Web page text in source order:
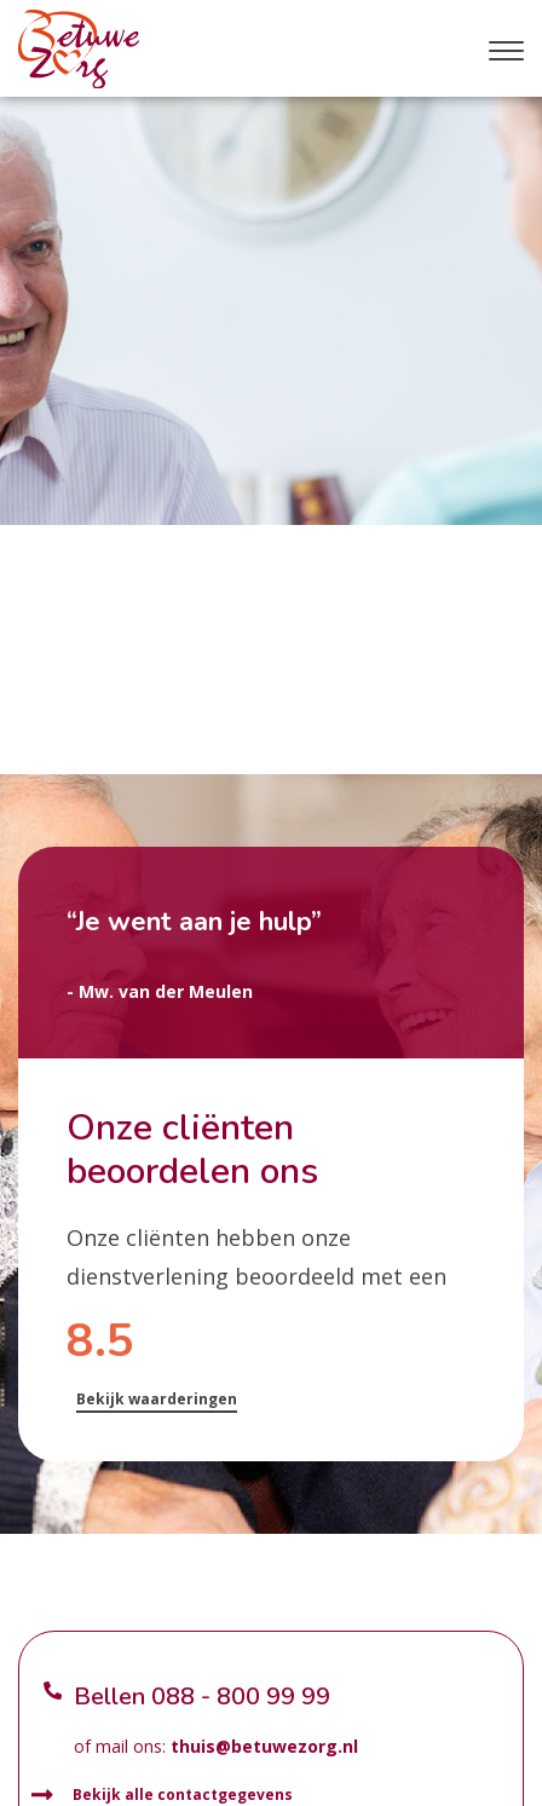
Onze cliënten
beoordelen ons
Onze cliënten hebben onze
dienstverlening beoordeeld met een
8.5
Bekijk waarderingen
“Je went aan je hulp”
- Mw. van der Meulen
Bellen 088 - 800 99 99
of mail ons: thuis@betuwezorg.nl
Bekijk alle contactgegevens